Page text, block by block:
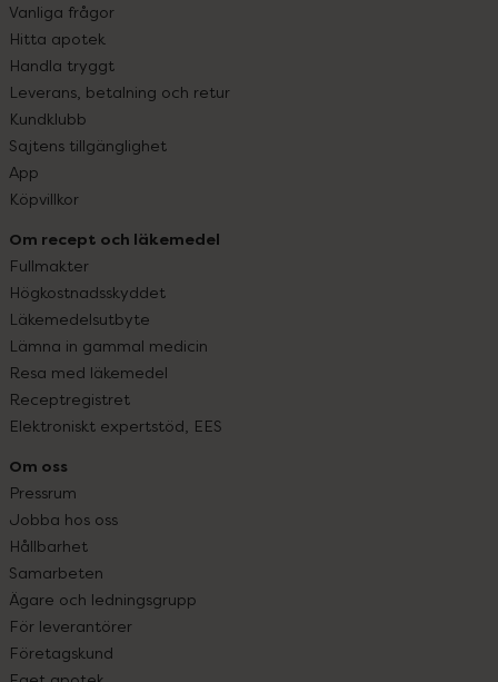
Vanliga frågor
Hitta apotek
Handla tryggt
Leverans, betalning och retur
Kundklubb
Sajtens tillgänglighet
App
Köpvillkor
Om recept och läkemedel
Fullmakter
Högkostnadsskyddet
Läkemedelsutbyte
Lämna in gammal medicin
Resa med läkemedel
Receptregistret
Elektroniskt expertstöd, EES
Om oss
Pressrum
Jobba hos oss
Hållbarhet
Samarbeten
Ägare och ledningsgrupp
För leverantörer
Företagskund